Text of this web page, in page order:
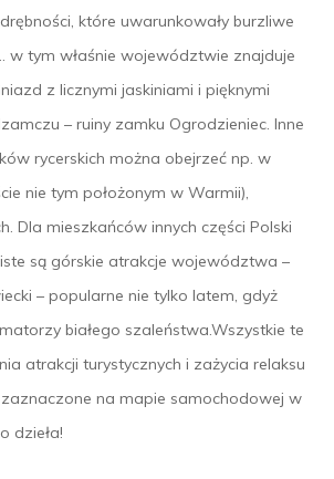
które uwarunkowały burzliwe
w tym właśnie województwie znajduje
z licznymi jaskiniami i pięknymi
– ruiny zamku Ogrodzieniec. Inne
rycerskich można obejrzeć np. w
nie tym położonym w Warmii),
Dla mieszkańców innych części Polski
są górskie atrakcje województwa –
– popularne nie tylko latem, gdyż
białego szaleństwa.Wszystkie te
atrakcji turystycznych i zażycia relaksu
zaznaczone na mapie samochodowej w
dzieła!